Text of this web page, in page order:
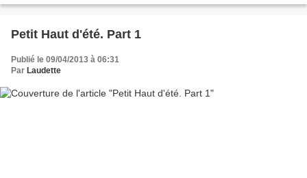
Petit Haut d'été. Part 1
Publié le 09/04/2013 à 06:31
Par Laudette